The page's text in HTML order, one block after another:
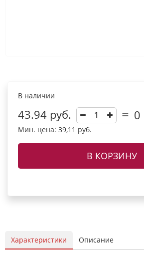
В наличии
43.94 руб. 0
Мин. цена: 39,11 руб.
В КОРЗИНУ
Характеристики Описание